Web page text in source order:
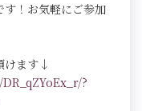
す！お気軽にご参加
けます↓
?